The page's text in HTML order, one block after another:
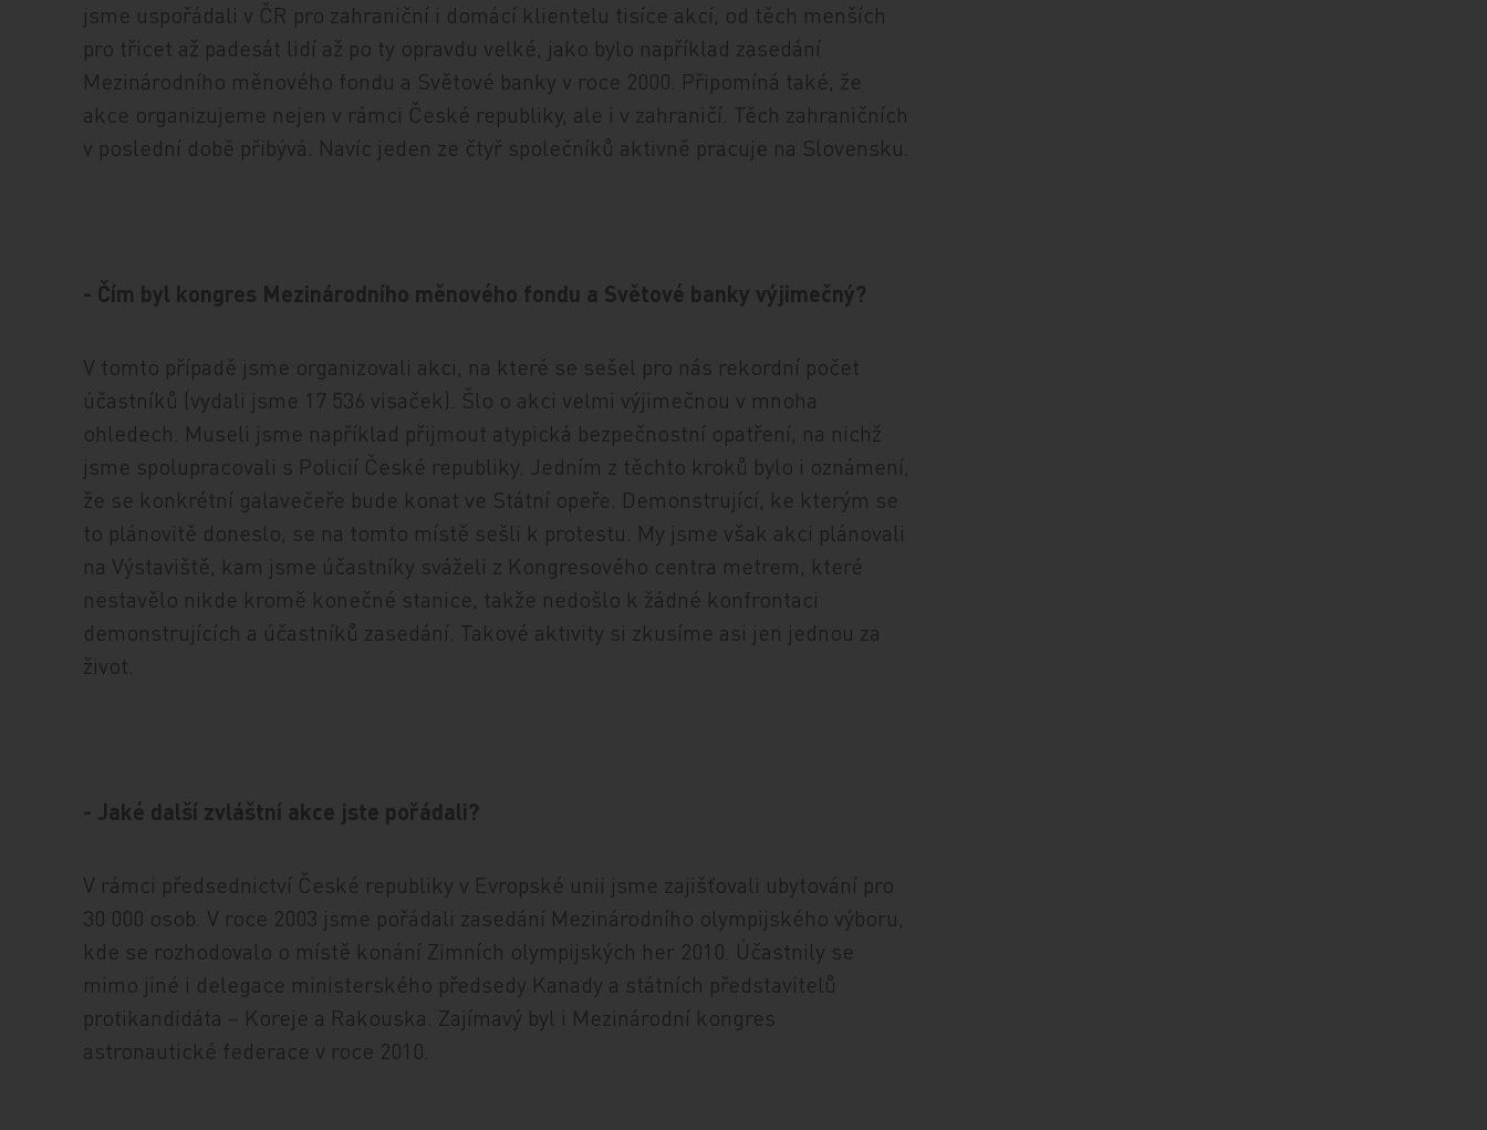
jsme uspořádali v ČR pro zahraniční i domácí klientelu tisíce akcí, od těch menších
pro třicet až padesát lidí až po ty opravdu velké, jako bylo například zasedání
Mezinárodního měnového fondu a Světové banky v roce 2000. Připomíná také, že
akce organizujeme nejen v rámci České republiky, ale i v zahraničí. Těch zahraničních
v poslední době přibývá. Navíc jeden ze čtyř společníků aktivně pracuje na Slovensku.
- Čím byl kongres Mezinárodního měnového fondu a Světové banky výjimečný?
V tomto případě jsme organizovali akci, na které se sešel pro nás rekordní počet
účastníků (vydali jsme 17 536 visaček). Šlo o akci velmi výjimečnou v mnoha
ohledech. Museli jsme například přijmout atypická bezpečnostní opatření, na nichž
jsme spolupracovali s Policií České republiky. Jedním z těchto kroků bylo i oznámení,
že se konkrétní galavečeře bude konat ve Státní opeře. Demonstrující, ke kterým se
to plánovitě doneslo, se na tomto místě sešli k protestu. My jsme však akci plánovali
na Výstaviště, kam jsme účastníky sváželi z Kongresového centra metrem, které
nestavělo nikde kromě konečné stanice, takže nedošlo k žádné konfrontaci
demonstrujících a účastníků zasedání. Takové aktivity si zkusíme asi jen jednou za
život.
- Jaké další zvláštní akce jste pořádali?
V rámci předsednictví České republiky v Evropské unii jsme zajišťovali ubytování pro
30 000 osob. V roce 2003 jsme pořádali zasedání Mezinárodního olympijského výboru,
kde se rozhodovalo o místě konání Zimních olympijských her 2010. Účastnily se
mimo jiné i delegace ministerského předsedy Kanady a státních představitelů
protikandidáta – Koreje a Rakouska. Zajímavý byl i Mezinárodní kongres
astronautické federace v roce 2010.